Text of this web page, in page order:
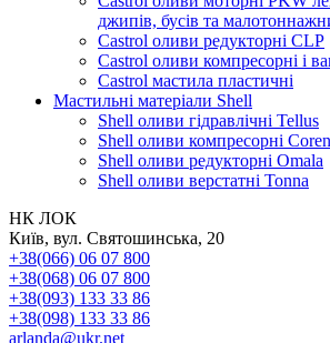
джипів, бусів та
Castrol оливи редукторні CLP
Castrol оливи компресорні і
Castrol мастила пластичні
Мастильні матеріали Shell
Shell оливи гідравлічні Tellus
Shell оливи компресорні
Shell оливи редукторні Omala
Shell оливи верстатні Tonna
НК ЛОК
Київ, вул. Святошинська, 20
+38(066) 06 07 800
+38(068) 06 07 800
+38(093) 133 33 86
+38(098) 133 33 86
arlanda@ukr.net